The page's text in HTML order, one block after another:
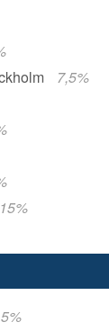
7,5%
15%